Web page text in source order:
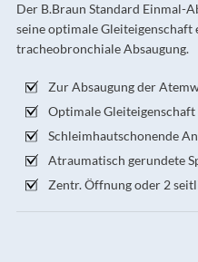
Der B.Braun Standard Einmal-
seine optimale Gleiteigenschaft
tracheobronchiale Absaugung.
Zur Absaugung der
Optimale Gleiteigenschaft
Schleimhautschonende
Atraumatisch gerundete
Zentr. Öffnung oder 2